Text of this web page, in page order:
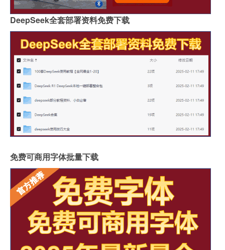
DeepSeek全套部署资料免费下载
免费可商用字体批量下载